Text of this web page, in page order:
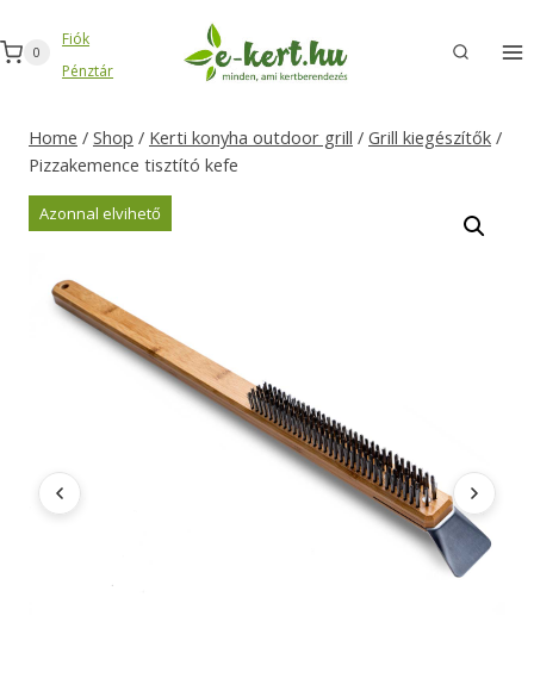
to
content
0
Fiók
Pénztár
Home / Shop / Kerti konyha outdoor grill / Grill kiegészítők /
Pizzakemence tisztító kefe
Azonnal elvihető